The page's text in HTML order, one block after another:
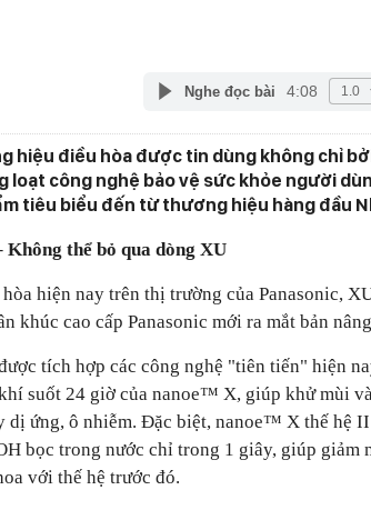
Nghe đọc bài 4:08
hiệu điều hòa được tin dùng không chỉ
loạt công nghệ bảo vệ sức khỏe người
tiêu biểu đến từ thương hiệu hàng đầu
Không thể bỏ qua dòng XU
hiện nay trên thị trường của Panasonic,
khúc cao cấp Panasonic mới ra mắt bản
tích hợp các công nghệ "tiên tiến" hiện
suốt 24 giờ của nanoe™ X, giúp khử mùi
dị ứng, ô nhiễm. Đặc biệt, nanoe™ X thế hệ
bọc trong nước chỉ trong 1 giây, giúp giảm
với thế hệ trước đó.